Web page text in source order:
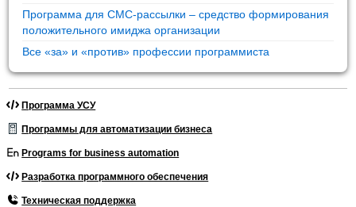
Программа для СМС-рассылки – средство формирования
положительного имиджа организации
Все «за» и «против» профессии программиста
Программа УСУ
Программы для автоматизации бизнеса
Programs for business automation
Разработка программного обеспечения
Техническая поддержка